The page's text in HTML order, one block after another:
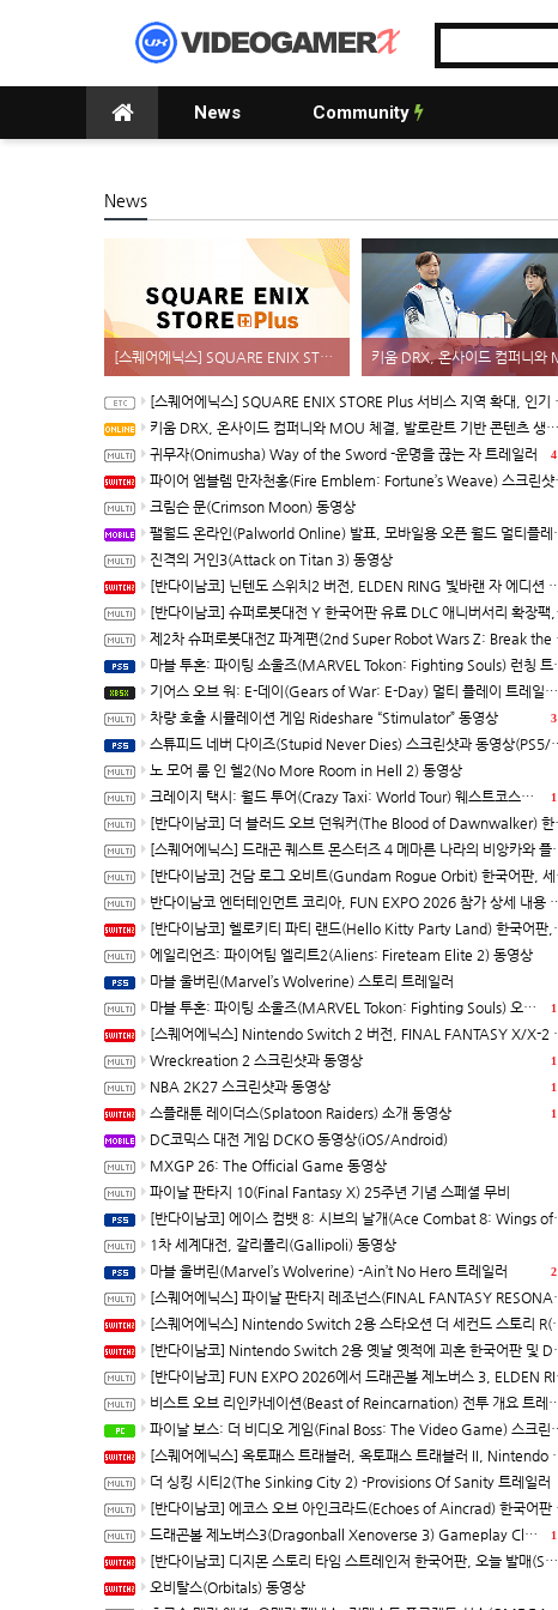
News Community
News
[스퀘어에닉스] SQUARE ENIX STORE Plus 서비스 지역 확대, 인기 신상품 라인업 순차적 입고
[스퀘어에닉스] SQUARE ENIX STORE Plus 서비스 지역 확대, 인기 신상품 라인업 순차적 입고
키움 DRX, 온사이드 컴퍼니와 MOU 체결, 발로란트 기반 콘텐츠 생태계 확장
4
귀무자(Onimusha) Way of the Sword -운명을 끊는 자 트레일러
파이어 엠블렘 만자천홍(Fire Emblem: Fortune’s Weave) 스크린샷과 동영상(한국어 자막)
크림슨 문(Crimson Moon) 동영상
팰월드 온라인(Palworld Online) 발표, 모바일용 오픈 월드 멀티플레이 생존 크래프트
진격의 거인3(Attack on Titan 3) 동영상
[반다이남코] 닌텐도 스위치2 버전, ELDEN RING 빛바랜 자 에디션 패키지 예약 판매, 8월 5일 시작
[반다이남코] 슈퍼로봇대전 Y 한국어판 유료 DLC 애니버서리 확장팩, 8월 5일 판매 시작
제2차 슈퍼로봇대전Z 파계편(2nd Super Robot Wars Z: Break the World Chapter) Remastered 제작 결정
마블 투혼: 파이팅 소울즈(MARVEL Tokon: Fighting Souls) 런칭 트레일러
기어스 오브 워: E-데이(Gears of War: E-Day) 멀티 플레이 트레일러(XBSX/PC)
3
차량 호출 시뮬레이션 게임 Rideshare “Stimulator” 동영상
스튜피드 네버 다이즈(Stupid Never Dies) 스크린샷과 동영상(PS5/PC)
노 모어 룸 인 헬2(No More Room in Hell 2) 동영상
1
크레이지 택시: 월드 투어(Crazy Taxi: World Tour) 웨스트코스트 맵 트레일러(한국어 자막)
[반다이남코] 더 블러드 오브 던워커(The Blood of Dawnwalker) 한국어판 패키지 예약 판매, 7월 29일 시작
[스퀘어에닉스] 드래곤 퀘스트 몬스터즈 4 메마른 나라의 비앙카와 플로라, 배틀과 배합 등 최신 정보 공개
[반다이남코] 건담 로그 오비트(Gundam Rogue Orbit) 한국어판, 세계관 공개
반다이남코 엔터테인먼트 코리아, FUN EXPO 2026 참가 상세 내용 공개
[반다이남코] 헬로키티 파티 랜드(Hello Kitty Party Land) 한국어판, 다운로드 버전 예약 판매 시작
에일리언즈: 파이어팀 엘리트2(Aliens: Fireteam Elite 2) 동영상
마블 울버린(Marvel’s Wolverine) 스토리 트레일러
1
마블 투혼: 파이팅 소울즈(MARVEL Tokon: Fighting Souls) 오프닝 동영상
[스퀘어에닉스] Nintendo Switch 2 버전, FINAL FANTASY X/X-2 HD Remaster, 오늘 발매
1
Wreckreation 2 스크린샷과 동영상
1
NBA 2K27 스크린샷과 동영상
1
스플래툰 레이더스(Splatoon Raiders) 소개 동영상
DC코믹스 대전 게임 DCKO 동영상(iOS/Android)
MXGP 26: The Official Game 동영상
파이날 판타지 10(Final Fantasy X) 25주년 기념 스페셜 무비
[반다이남코] 에이스 컴뱃 8: 시브의 날개(Ace Combat 8: Wings of Theve) 한국어판, PS5용 패키지 예약 판매, 7월 21일 시작
1차 세계대전, 갈리폴리(Gallipoli) 동영상
2
마블 울버린(Marvel’s Wolverine) -Ain’t No Hero 트레일러
[스퀘어에닉스] 파이날 판타지 레조넌스(FINAL FANTASY RESONANCE) 다운로드 버전 예약 판매 개시, 최신 트레일러 및 정보 공개
[스퀘어에닉스] Nintendo Switch 2용 스타오션 더 세컨드 스토리 R(Star Ocean The Second Story R) 발매 개시
[반다이남코] Nintendo Switch 2용 옛날 옛적에 괴혼 한국어판 및 DLC Rolling LIVE Highlights 다운로드 전용으로 10월 8일 발매
[반다이남코] FUN EXPO 2026에서 드래곤볼 제노버스 3, ELDEN RING 빛바랜 자 에디션, 국내 첫 공개 체험 실시
비스트 오브 리인카네이션(Beast of Reincarnation) 전투 개요 트레일러
파이날 보스: 더 비디오 게임(Final Boss: The Video Game) 스크린샷과 동영상
[스퀘어에닉스] 옥토패스 트래블러, 옥토패스 트래블러 II, Nintendo Switch 2 다운로드 버전, 10월 1일 발매 결정, 예약 판매 개시
더 싱킹 시티2(The Sinking City 2) -Provisions Of Sanity 트레일러
[반다이남코] 에코스 오브 아인크라드(Echoes of Aincrad) 한국어판 발매 개시
1
드래곤볼 제노버스3(Dragonball Xenoverse 3) Gameplay Closer Look 트레일러
[반다이남코] 디지몬 스토리 타임 스트레인저 한국어판, 오늘 발매(Switch/Switch2)
오비탈스(Orbitals) 동영상